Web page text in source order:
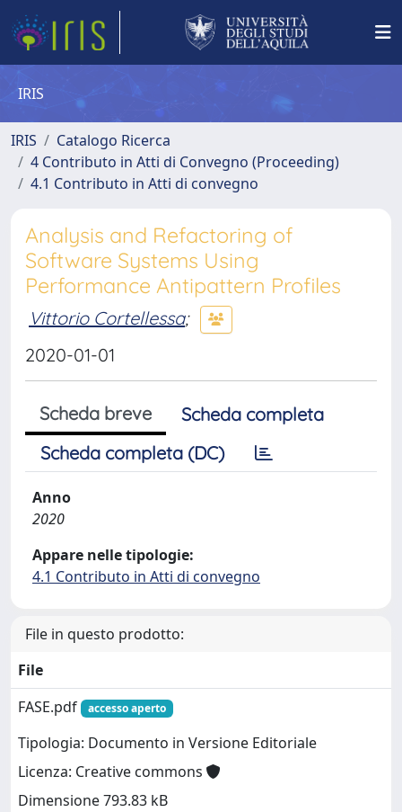
IRIS
IRIS
Catalogo Ricerca
4 Contributo in Atti di Convegno (Proceeding)
4.1 Contributo in Atti di convegno
Analysis and Refactoring of
Software Systems Using
Performance Antipattern Profiles
Vittorio Cortellessa;
2020-01-01
Scheda breve
Scheda completa
Scheda completa (DC)
Anno
2020
Appare nelle tipologie:
4.1 Contributo in Atti di convegno
File in questo prodotto:
File
FASE.pdf
accesso aperto
Tipologia: Documento in Versione Editoriale
Licenza: Creative commons
Dimensione 793.83 kB